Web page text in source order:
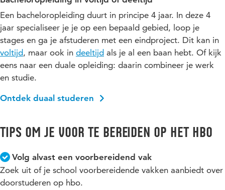
Een bacheloropleiding duurt in principe 4 jaar. In deze 4
jaar specialiseer je je op een bepaald gebied, loop je
stages en ga je afstuderen met een eindproject. Dit kan in
voltijd, maar ook in deeltijd als je al een baan hebt. Of kijk
eens naar een duale opleiding: daarin combineer je werk
en studie.
Ontdek duaal studeren
Tips om je voor te bereiden op het hbo
Volg alvast een voorbereidend vak
Zoek uit of je school voorbereidende vakken aanbiedt over
doorstuderen op hbo.